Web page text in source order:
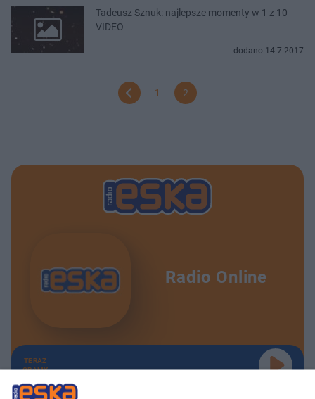
Tadeusz Sznuk: najlepsze momenty w 1 z 10
VIDEO
dodano 14-7-2017
1 2
Radio Online
TERAZ
GRAMY